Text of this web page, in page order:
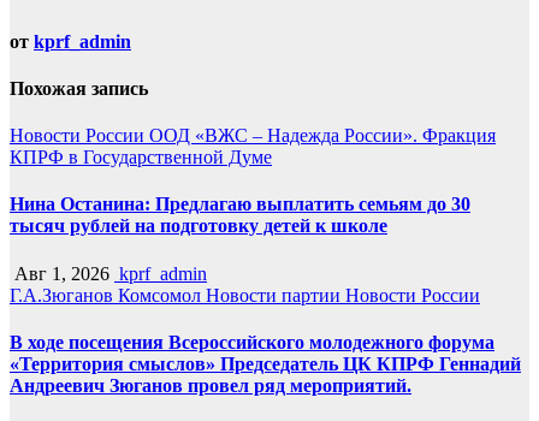
от kprf_admin
Похожая запись
Новости России ООД «ВЖС – Надежда России». Фракция
КПРФ в Государственной Думе
️Нина Останина: Предлагаю выплатить семьям до 30
тысяч рублей на подготовку детей к школе
Авг 1, 2026 kprf_admin
Г.А.Зюганов Комсомол Новости партии Новости России
В ходе посещения Всероссийского молодежного форума
«Территория смыслов» Председатель ЦК КПРФ Геннадий
Андреевич Зюганов провел ряд мероприятий.